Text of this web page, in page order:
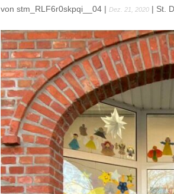
vonstm_RLF6r0skpqi__04 | Dez. 21, 2020 | St.